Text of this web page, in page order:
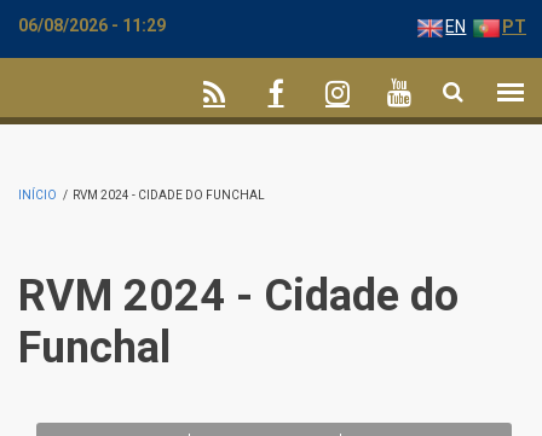
06/08/2026 - 11:29 EN PT
INÍCIO / RVM 2024 - CIDADE DO FUNCHAL
RVM 2024 - Cidade do
Funchal